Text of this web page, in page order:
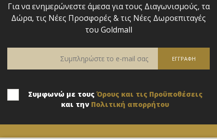
Για να ενημερώνεστε άμεσα για τους Διαγωνισμούς, τα
Δώρα, τις Νέες Προσφορές & τις Νέες Δωροεπιταγές
του Goldmall
Συμφωνώ με τους Όρους και τις Προϋποθέσεις
και την Πολιτική απορρήτου